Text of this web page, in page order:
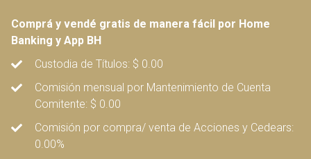
Comprá y vendé gratis de manera fácil por Home
Banking y App BH
Custodia de Títulos: $ 0.00
Comisión mensual por Mantenimiento de Cuenta
Comitente: $ 0.00
Comisión por compra/ venta de Acciones y Cedears:
0.00%